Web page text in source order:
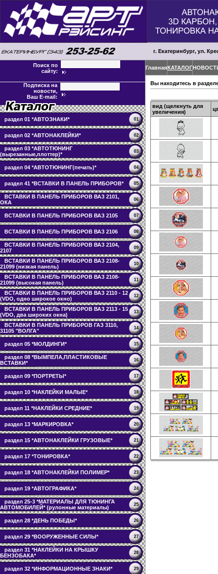
г. Екатеринбург, ул.
Поиск по
сайту:
Подписка на
новости,
Ваш E-mail:
раздел 01 *АВТОЗНАКИ* 01
раздел 02 *АВТОНАКЛЕЙКИ* 02
раздел 03 *АВТОТЮНИНГ
(вырезанные,плоттер)*
03
раздел 04 *АВТОТЮНИНГ(печать)* 04
раздел 41 *ВСТАВКИ В ПАНЕЛЬ ПРИБОРОВ* 05
ВСТАВКИ В ПАНЕЛЬ ПРИБОРОВ ВАЗ 2101,
ОКА
06
ВСТАВКИ В ПАНЕЛЬ ПРИБОРОВ ВАЗ 2105 07
ВСТАВКИ В ПАНЕЛЬ ПРИБОРОВ ВАЗ 2106 08
ВСТАВКИ В ПАНЕЛЬ ПРИБОРОВ ВАЗ 2104,
2107
09
ВСТАВКИ В ПАНЕЛЬ ПРИБОРОВ ВАЗ 2108-
21099 (низкая панель)
10
ВСТАВКИ В ПАНЕЛЬ ПРИБОРОВ ВАЗ 2108-
21099 (высокая панель)
11
ВСТАВКИ В ПАНЕЛЬ ПРИБОРОВ ВАЗ 2110 - 12
(VDO, одно широкое окно)
12
ВСТАВКИ В ПАНЕЛЬ ПРИБОРОВ ВАЗ 2113 - 15
(VDO, два широких окна)
13
ВСТАВКИ В ПАНЕЛЬ ПРИБОРОВ ГАЗ 3110,
31105 "ВОЛГА"
14
раздел 05 *МОЛДИНГИ* 15
раздел 08 *ВЫМПЕЛА,ПЛАСТИКОВЫЕ
ВСТАВКИ*
16
раздел 09 *ПОРТРЕТЫ* 17
раздел 10 *НАКЛЕЙКИ МАЛЫЕ* 18
раздел 11 *НАКЛЕЙКИ СРЕДНИЕ* 19
раздел 13 *МАРКИРОВКА* 20
раздел 15 *АВТОНАКЛЕЙКИ ГРУЗОВЫЕ* 21
раздел 17 *ТОНИРОВКА* 22
раздел 18 *АВТОНАКЛЕЙКИ ПОЛИМЕР* 23
раздел 19 *АВТОГРАФИКА* 24
раздел 25-3 *МАТЕРИАЛЫ ДЛЯ ТЮНИНГА
АВТОМОБИЛЕЙ* (рулонные материалы)
25
раздел 28 *ДЕНЬ ПОБЕДЫ* 26
раздел 29 *ВООРУЖЕННЫЕ СИЛЫ* 27
раздел 31 *НАКЛЕЙКИ НА КРЫШКУ
БЕНЗОБАКА*
28
раздел 32 *ИНФОРМАЦИОННЫЕ ЗНАКИ* 29
ГлавнаяКАТАЛОГ
Вы находитесь в
вид (щелкнуть для
увеличения)